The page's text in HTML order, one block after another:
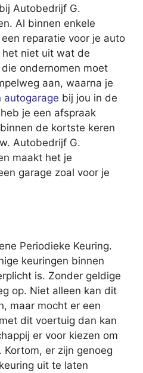
Autobedrijf G.
Al binnen enkele
reparatie voor je auto
niet uit wat de
ondernomen moet
aan, waarna je
autogarage bij jou in de
je een afspraak
de kortste keren
Autobedrijf G.
maakt het je
garage zoal voor je
Periodieke Keuring.
keuringen binnen
is. Zonder geldige
op. Niet alleen kan dit
maar mocht er een
dit voertuig dan kan
er voor kiezen om
er zijn genoeg
uit te laten